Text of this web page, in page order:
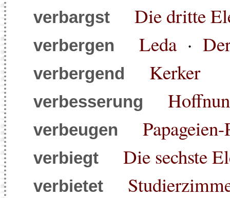
verbargst Die dritte
verbergen Leda·
verbergend Kerker
verbesserung
verbeugen
verbiegt Die sechste
verbietet